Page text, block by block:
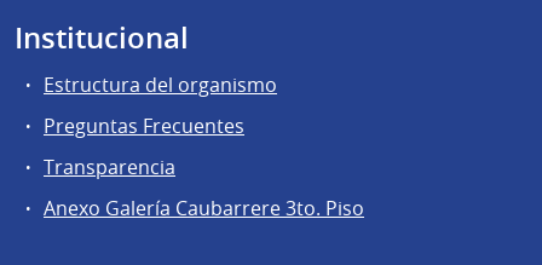
Institucional
Estructura del organismo
Preguntas Frecuentes
Transparencia
Anexo Galería Caubarrere 3to. Piso